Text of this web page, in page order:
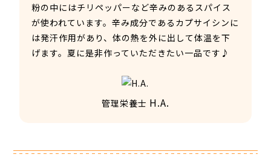
粉の中にはチリペッパーなど辛みのあるスパイス
が使われています。辛み成分であるカプサイシンに
は発汗作用があり、体の熱を外に出して体温を下
げます。夏に是非作っていただきたい一品です♪
管理栄養士 H.A.